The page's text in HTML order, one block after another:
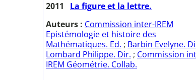
2011
La figure et la lettre.
Auteurs : Commission inter-IREM
Epistémologie et histoire des
Mathématiques. Ed. ; Barbin Evelyne.
Lombard Philippe. Dir. ; Commission
IREM Géométrie. Collab.